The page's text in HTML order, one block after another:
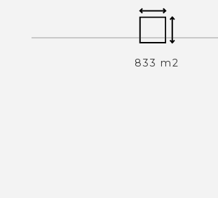
833 m2